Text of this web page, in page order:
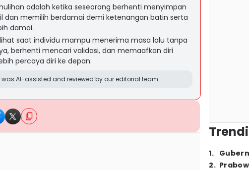
adalah ketika seseorang berhenti menyimpan
dan memilih berdamai demi ketenangan batin serta
damai.
saat individu mampu menerima masa lalu tanpa
berhenti mencari validasi, dan memaafkan diri
percaya diri ke depan.
AI-assisted and reviewed by our editorial team.
1.
2.